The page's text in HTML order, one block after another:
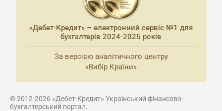
«Дебет-Кредит» – електронний сервіс №1 для
бухгалтерів 2024-2025 років
За версією аналітичного центру
«Вибір Країни»
© 2012-2026 «Дебет-Кредит» Український фінансово-
бухгалтерський портал.